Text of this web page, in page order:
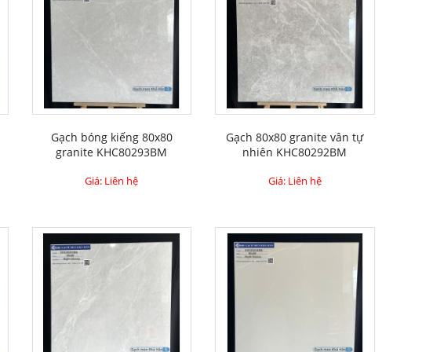
Gạch bóng kiếng 80x80
granite KHC80293BM
Giá: Liên hệ
Gạch 80x80 granite vân tự
nhiên KHC80292BM
Giá: Liên hệ